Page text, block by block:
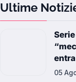
Ultime
05